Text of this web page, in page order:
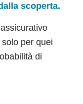
scoperta.
per quei
di